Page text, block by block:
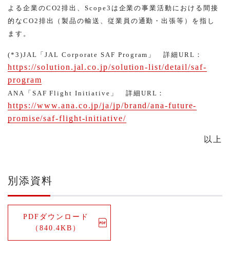
よる企業のCO2排出、Scope3は企業の事業活動における間接
的なCO2排出（製品の輸送、従業員の通勤・出張等）を指し
ます。
(*3)JAL「JAL Corporate SAF Program」 詳細URL：
https://solution.jal.co.jp/solution-list/detail/saf-
program
ANA「SAF Flight Initiative」 詳細URL：
https://www.ana.co.jp/ja/jp/brand/ana-future-
promise/saf-flight-initiative/
以上
別添資料
PDFダウンロード
（840.4KB）